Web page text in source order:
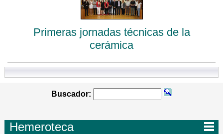
Primeras jornadas técnicas de la
cerámica
Buscador:
Hemeroteca